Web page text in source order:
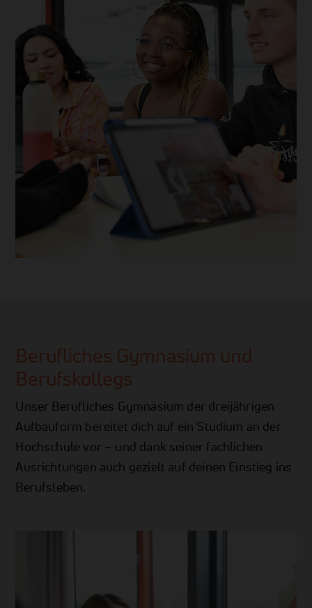
Berufliches Gymnasium und
Berufskollegs
Unser Berufliches Gymnasium der dreijährigen
Aufbauform bereitet dich auf ein Studium an der
Hochschule vor – und dank seiner fachlichen
Ausrichtungen auch gezielt auf deinen Einstieg ins
Berufsleben.